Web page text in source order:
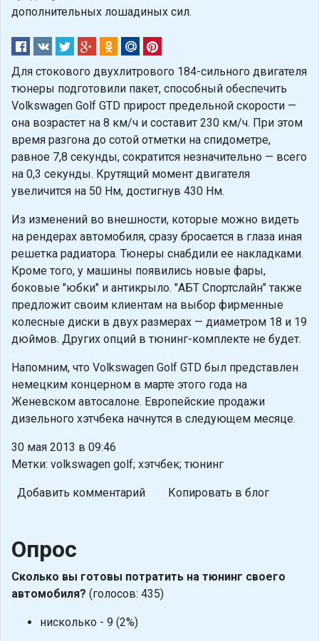
дополнительных лошадиных сил.
Для стокового двухлитрового 184-сильного двигателя
тюнеры подготовили пакет, способный обеспечить
Volkswagen Golf GTD прирост предельной скорости —
она возрастет на 8 км/ч и составит 230 км/ч. При этом
время разгона до сотой отметки на спидометре,
равное 7,8 секунды, сократится незначительно — всего
на 0,3 секунды. Крутящий момент двигателя
увеличится на 50 Нм, достигнув 430 Нм.
Из изменений во внешности, которые можно видеть
на рендерах автомобиля, сразу бросается в глаза иная
решетка радиатора. Тюнеры снабдили ее накладками.
Кроме того, у машины появились новые фары,
боковые "юбки" и антикрыло. "АБТ Спортслайн" также
предложит своим клиентам на выбор фирменные
колесные диски в двух размерах — диаметром 18 и 19
дюймов. Других опций в тюнинг-комплекте не будет.
Напомним, что Volkswagen Golf GTD был представлен
немецким концерном в марте этого года на
Женевском автосалоне. Европейские продажи
дизельного хэтчбека начнутся в следующем месяце.
30 мая 2013 в 09:46
Метки: volkswagen golf; хэтчбек; тюнинг
Добавить комментарий Копировать в блог
Опрос
Сколько вы готовы потратить на тюнинг своего
автомобиля? (голосов: 435)
нисколько - 9 (2%)